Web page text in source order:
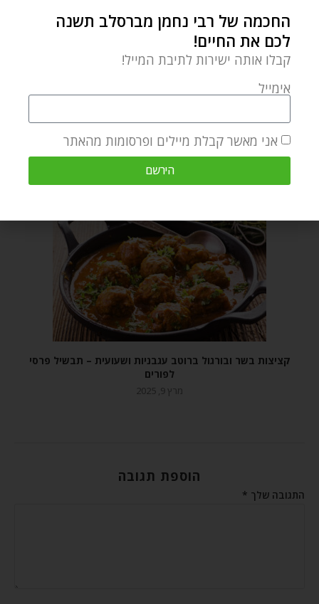
YARDENA SLATER
מאמר הבא
פעם היה מלך
קציצות בשר ובורגול ברוטב עגבניות ושעועית – תבשיל פרסי
לפורים
מרץ 9, 2025
הוספת תגובה
התגובה שלך *
החכמה של רבי נחמן מברסלב תשנה
לכם את החיים!
קבלו אותה ישירות לתיבת המייל!
אימייל
אני מאשר קבלת מיילים ופרסומות מהאתר
הירשם